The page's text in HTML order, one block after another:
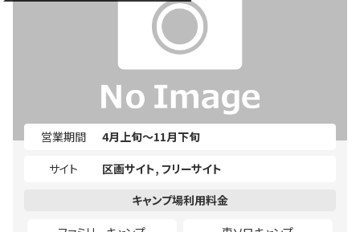
営業期間
4月上旬～11月下旬
サイト
区画サイト フリーサイト